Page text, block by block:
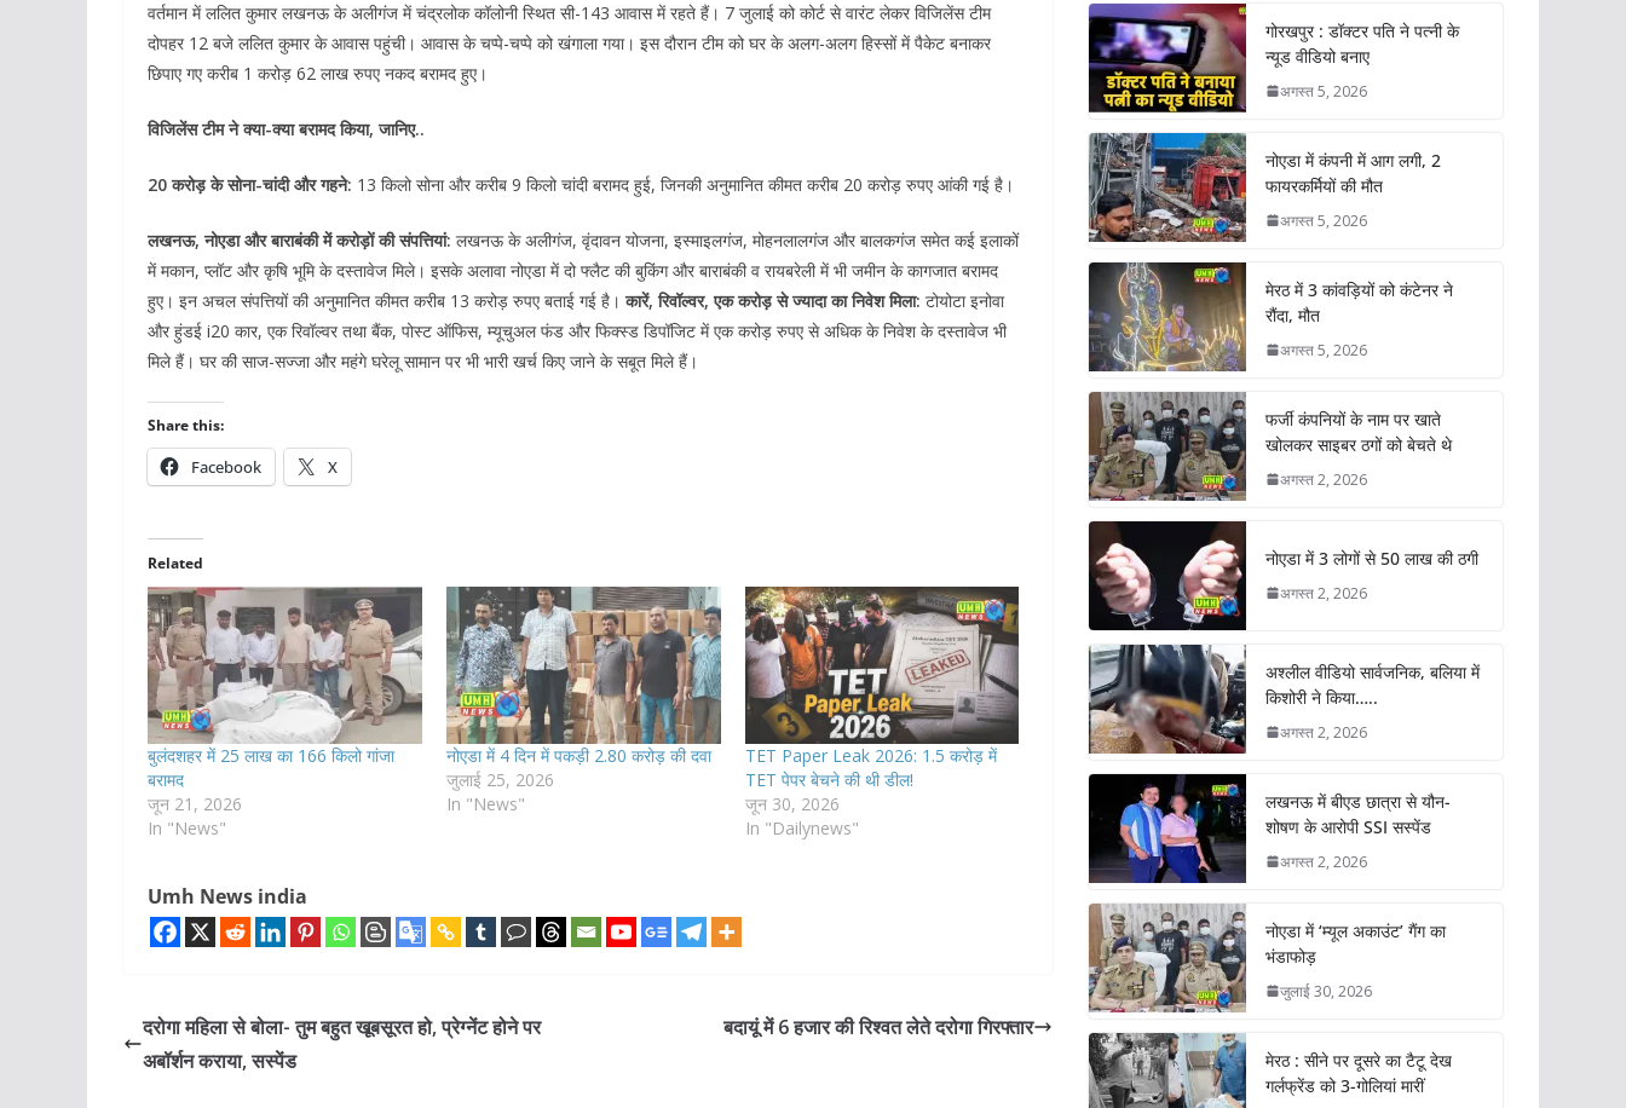
वर्तमान में ललित कुमार लखनऊ के अलीगंज में चंद्रलोक कॉलोनी स्थित सी-143 आवास में रहते हैं। 7 जुलाई को कोर्ट से वारंट लेकर विजिलेंस टीम
दोपहर 12 बजे ललित कुमार के आवास पहुंची। आवास के चप्पे-चप्पे को खंगाला गया। इस दौरान टीम को घर के अलग-अलग हिस्सों में पैकेट बनाकर
छिपाए गए करीब 1 करोड़ 62 लाख रुपए नकद बरामद हुए।
विजिलेंस टीम ने क्या-क्या बरामद किया, जानिए..
20 करोड़ के सोना-चांदी और गहने: 13 किलो सोना और करीब 9 किलो चांदी बरामद हुई, जिनकी अनुमानित कीमत करीब 20 करोड़ रुपए आंकी गई है।
लखनऊ, नोएडा और बाराबंकी में करोड़ों की संपत्तियां: लखनऊ के अलीगंज, वृंदावन योजना, इस्माइलगंज, मोहनलालगंज और बालकगंज समेत कई इलाकों
में मकान, प्लॉट और कृषि भूमि के दस्तावेज मिले। इसके अलावा नोएडा में दो फ्लैट की बुकिंग और बाराबंकी व रायबरेली में भी जमीन के कागजात बरामद
हुए। इन अचल संपत्तियों की अनुमानित कीमत करीब 13 करोड़ रुपए बताई गई है।कारें, रिवॉल्वर, एक करोड़ से ज्यादा का निवेश मिला: टोयोटा इनोवा
और हुंडई i20 कार, एक रिवॉल्वर तथा बैंक, पोस्ट ऑफिस, म्यूचुअल फंड और फिक्स्ड डिपॉजिट में एक करोड़ रुपए से अधिक के निवेश के दस्तावेज भी
मिले हैं। घर की साज-सज्जा और महंगे घरेलू सामान पर भी भारी खर्च किए जाने के सबूत मिले हैं।
Share this:
Facebook X
Related
बुलंदशहर में 25 लाख का 166 किलो गांजा
बरामद
जून 21, 2026
In "News"
नोएडा में 4 दिन में पकड़ी 2.80 करोड़ की दवा
जुलाई 25, 2026
In "News"
TET Paper Leak 2026: 1.5 करोड़ में
TET पेपर बेचने की थी डील!
जून 30, 2026
In "Dailynews"
Umh News india
दरोगा महिला से बोला- तुम बहुत खूबसूरत हो, प्रेग्नेंट होने पर
अबॉर्शन कराया, सस्पेंड
बदायूं में 6 हजार की रिश्वत लेते दरोगा गिरफ्तार
गोरखपुर : डॉक्टर पति ने पत्नी के
न्यूड वीडियो बनाए
अगस्त 5, 2026
नोएडा में कंपनी में आग लगी, 2
फायरकर्मियों की मौत
अगस्त 5, 2026
मेरठ में 3 कांवड़ियों को कंटेनर ने
रौंदा, मौत
अगस्त 5, 2026
फर्जी कंपनियों के नाम पर खाते
खोलकर साइबर ठगों को बेचते थे
अगस्त 2, 2026
नोएडा में 3 लोगों से 50 लाख की ठगी
अगस्त 2, 2026
अश्लील वीडियो सार्वजनिक, बलिया में
किशोरी ने किया…..
अगस्त 2, 2026
लखनऊ में बीएड छात्रा से यौन-
शोषण के आरोपी SSI सस्पेंड
अगस्त 2, 2026
नोएडा में ‘म्यूल अकाउंट’ गैंग का
भंडाफोड़
जुलाई 30, 2026
मेरठ : सीने पर दूसरे का टैटू देख
गर्लफ्रेंड को 3-गोलियां मारीं